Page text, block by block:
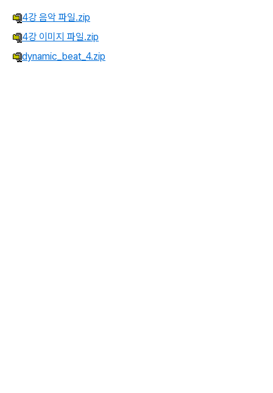
4강 음악 파일.zip
4강 이미지 파일.zip
dynamic_beat_4.zip